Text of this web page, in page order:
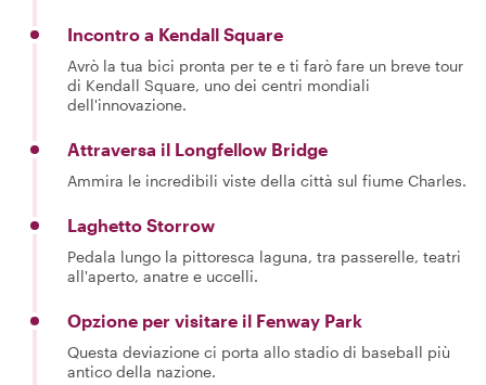
Incontro a Kendall Square
Avrò la tua bici pronta per te e ti farò fare un breve tour
di Kendall Square, uno dei centri mondiali
dell'innovazione.
Attraversa il Longfellow Bridge
Ammira le incredibili viste della città sul fiume Charles.
Laghetto Storrow
Pedala lungo la pittoresca laguna, tra passerelle, teatri
all'aperto, anatre e uccelli.
Opzione per visitare il Fenway Park
Questa deviazione ci porta allo stadio di baseball più
antico della nazione.